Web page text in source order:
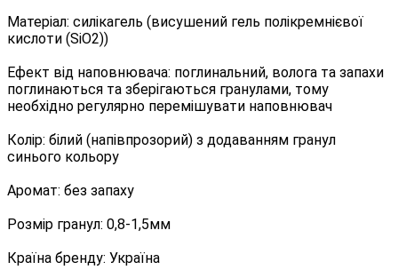
Матеріал: силікагель (висушений гель полікремнієвої
кислоти (SiO2))
Ефект від наповнювача: поглинальний, волога та запахи
поглинаються та зберігаються гранулами, тому
необхідно регулярно перемішувати наповнювач
Колір: білий (напівпрозорий) з додаванням гранул
синього кольору
Аромат: без запаху
Розмір гранул: 0,8-1,5мм
Країна бренду: Україна